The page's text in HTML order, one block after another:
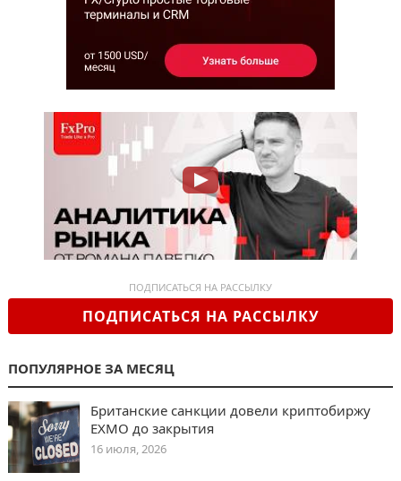
ПОДПИСАТЬСЯ НА РАССЫЛКУ
ПОДПИСАТЬСЯ НА РАССЫЛКУ
ПОПУЛЯРНОЕ ЗА МЕСЯЦ
Британские санкции довели криптобиржу
EXMO до закрытия
16 июля, 2026